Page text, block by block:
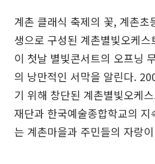
계촌 클래식 축제의 꽃, 계촌초
생으로 구성된 계촌별빛오케
이 첫날 별빛콘서트의 오프닝
의 낭만적인 서막을 알린다.
기 위해 창단된 계촌별빛오케
재단과 한국예술종합학교의
는 계촌마을과 주민들의 자랑